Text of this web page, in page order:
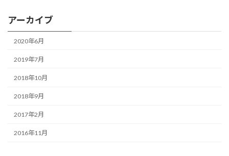
アーカイブ
2020年6月
2019年7月
2018年10月
2018年9月
2017年2月
2016年11月